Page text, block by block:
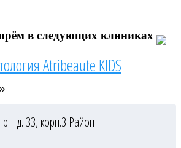
в следующих клиниках
Atribeaute KIDS
т д. 33, корп.3 Район -